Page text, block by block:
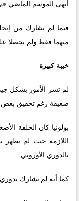
أنهى الموسم الماضي
فيما لم يشارك من
منهما فقط ولم يحصلا
خيبة كبيرة
لم تسر الأمور بشكل
ضعيفة رغم تحقيق بعض
بولونيا كان الحلقة
بالدوري الأوروبي.
كما أنه لم يشارك بدوري